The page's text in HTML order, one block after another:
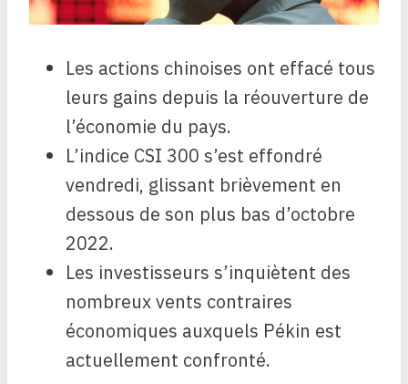
Les actions chinoises ont effacé tous
leurs gains depuis la réouverture de
l’économie du pays.
L’indice CSI 300 s’est effondré
vendredi, glissant brièvement en
dessous de son plus bas d’octobre
2022.
Les investisseurs s’inquiètent des
nombreux vents contraires
économiques auxquels Pékin est
actuellement confronté.